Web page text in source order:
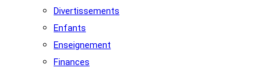
Divertissements
Enfants
Enseignement
Finances